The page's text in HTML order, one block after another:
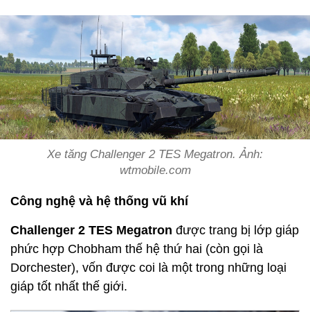
Xe tăng Challenger 2 TES Megatron. Ảnh:
wtmobile.com
Công nghệ và hệ thống vũ khí
Challenger 2 TES Megatron được trang bị lớp giáp
phức hợp Chobham thế hệ thứ hai (còn gọi là
Dorchester), vốn được coi là một trong những loại
giáp tốt nhất thế giới.